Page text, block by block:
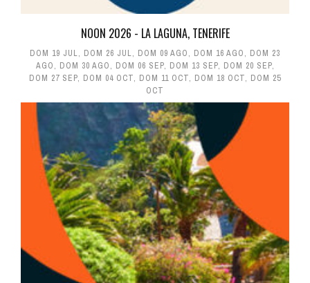
NOON 2026 - LA LAGUNA, TENERIFE
DOM 19 JUL, DOM 26 JUL, DOM 09 AGO, DOM 16 AGO, DOM 23
AGO, DOM 30 AGO, DOM 06 SEP, DOM 13 SEP, DOM 20 SEP,
DOM 27 SEP, DOM 04 OCT, DOM 11 OCT, DOM 18 OCT, DOM 25
OCT